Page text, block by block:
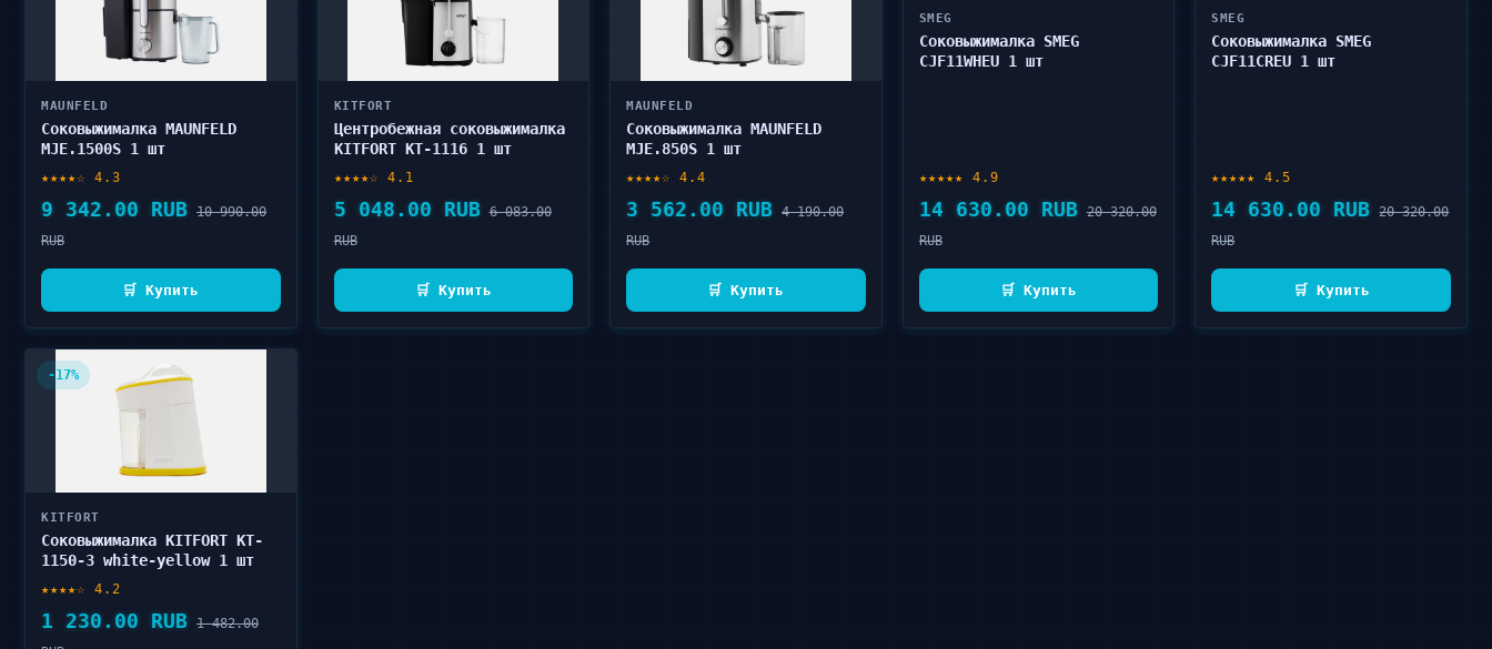
MAUNFELD
Соковыжималка MAUNFELD
MJE.1500S 1 шт
★★★★☆ 4.3
9 342.00 RUB 10 990.00
RUB
🛒 Купить
KITFORT
Центробежная соковыжималка
KITFORT КТ-1116 1 шт
★★★★☆ 4.1
5 048.00 RUB 6 083.00
RUB
🛒 Купить
MAUNFELD
Соковыжималка MAUNFELD
MJE.850S 1 шт
★★★★☆ 4.4
3 562.00 RUB 4 190.00
RUB
🛒 Купить
SMEG
Соковыжималка SMEG
CJF11WHEU 1 шт
★★★★★ 4.9
14 630.00 RUB 20 320.00
RUB
🛒 Купить
SMEG
Соковыжималка SMEG
CJF11CREU 1 шт
★★★★★ 4.5
14 630.00 RUB 20 320.00
RUB
🛒 Купить
-17%
KITFORT
Соковыжималка KITFORT KT-
1150-3 white-yellow 1 шт
★★★★☆ 4.2
1 230.00 RUB 1 482.00